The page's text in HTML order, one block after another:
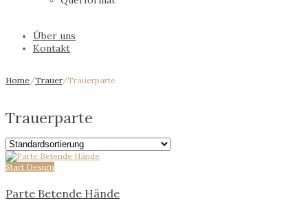
Über uns
Kontakt
Home/Trauer/Trauerparte
Trauerparte
Start Design
Parte Betende Hände